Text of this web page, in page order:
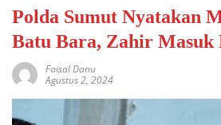
Polda Sumut Nyatakan
Batu Bara, Zahir Masuk
Faisal Danu
Agustus 2, 2024